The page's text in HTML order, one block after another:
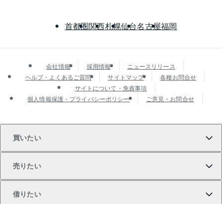
首都圏関西札幌仙台名古屋福岡
会社情報 採用情報
ニュースリリース
ヘルプ・よくあるご質問
サイトマップ
各種お問合せ
サイトについて・免責事項
個人情報保護・プライバシーポリシー
ご意見・お問合せ
買いたい
売りたい
借りたい